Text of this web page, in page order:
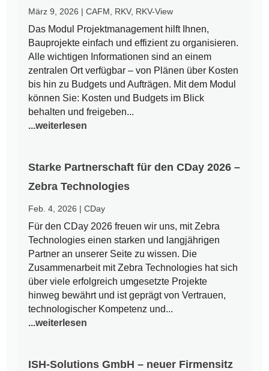
März 9, 2026 |CAFM RKV, RKV-View
Das Modul Projektmanagement hilft Ihnen,
Bauprojekte einfach und effizient zu organisieren.
Alle wichtigen Informationen sind an einem
zentralen Ort verfügbar – von Plänen über Kosten
bis hin zu Budgets und Aufträgen. Mit dem Modul
können Sie: Kosten und Budgets im Blick
behalten und freigeben...
...weiterlesen
Starke Partnerschaft für den CDay 2026 –
Zebra Technologies
Feb. 4, 2026 |CDay
Für den CDay 2026 freuen wir uns, mit Zebra
Technologies einen starken und langjährigen
Partner an unserer Seite zu wissen. Die
Zusammenarbeit mit Zebra Technologies hat sich
über viele erfolgreich umgesetzte Projekte
hinweg bewährt und ist geprägt von Vertrauen,
technologischer Kompetenz und...
...weiterlesen
ISH-Solutions GmbH – neuer Firmensitz